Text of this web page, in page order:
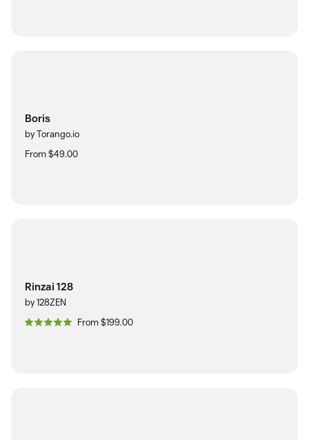
Boris
by Torango.io
From $49.00
Rinzai 128
by 128ZEN
From $199.00